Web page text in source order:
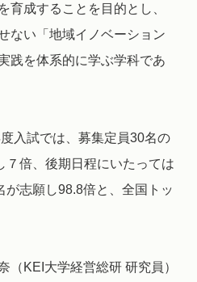
育成することを目的とし、
ない「地域イノベーション
践を体系的に学ぶ学科であ
入試では、募集定員30名の
７倍、後期日程にいたっては
志願し98.8倍と、全国トッ
（KEI大学経営総研 研究員）